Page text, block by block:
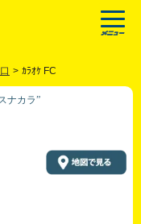
> ｶﾗｵｹ FC
ナカラ”